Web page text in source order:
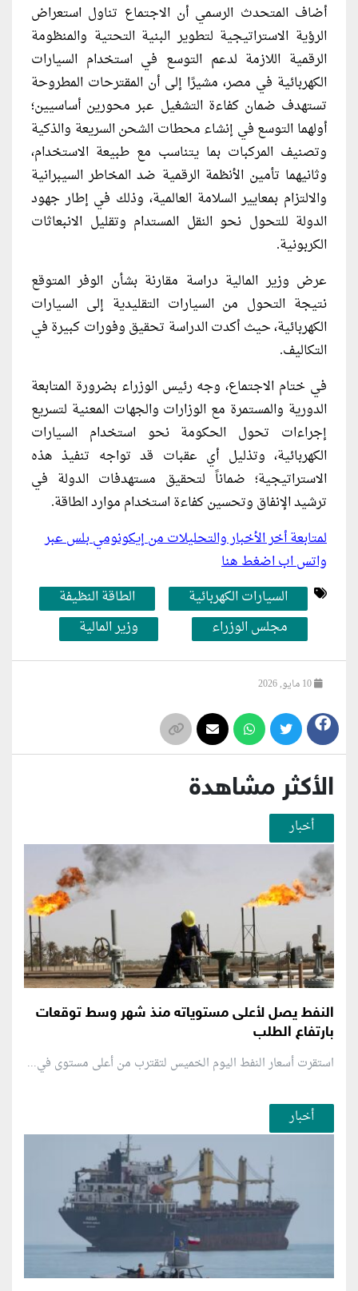
أضاف المتحدث الرسمي أن الاجتماع تناول استعراض
الرؤية الاستراتيجية لتطوير البنية التحتية والمنظومة
الرقمية اللازمة لدعم التوسع في استخدام السيارات
الكهربائية في مصر، مشيرًا إلى أن المقترحات المطروحة
تستهدف ضمان كفاءة التشغيل عبر محورين أساسيين؛
أولهما التوسع في إنشاء محطات الشحن السريعة والذكية
وتصنيف المركبات بما يتناسب مع طبيعة الاستخدام،
وثانيهما تأمين الأنظمة الرقمية ضد المخاطر السيبرانية
والالتزام بمعايير السلامة العالمية، وذلك في إطار جهود
الدولة للتحول نحو النقل المستدام وتقليل الانبعاثات
الكربونية.
عرض وزير المالية دراسة مقارنة بشأن الوفر المتوقع
نتيجة التحول من السيارات التقليدية إلى السيارات
الكهربائية، حيث أكدت الدراسة تحقيق وفورات كبيرة في
التكاليف.
في ختام الاجتماع، وجه رئيس الوزراء بضرورة المتابعة
الدورية والمستمرة مع الوزارات والجهات المعنية لتسريع
إجراءات تحول الحكومة نحو استخدام السيارات
الكهربائية، وتذليل أي عقبات قد تواجه تنفيذ هذه
الاستراتيجية؛ ضماناً لتحقيق مستهدفات الدولة في
ترشيد الإنفاق وتحسين كفاءة استخدام موارد الطاقة.
لمتابعة أخر الأخبار والتحليلات من إيكونومي بلس عبر
واتس اب اضغط هنا
السيارات الكهربائية
الطاقة النظيفة
مجلس الوزراء
وزير المالية
الأكثر مشاهدة
أخبار
النفط يصل لأعلى مستوياته منذ شهر وسط توقعات
بارتفاع الطلب
استقرت أسعار النفط اليوم الخميس لتقترب من أعلى مستوى في...
أخبار